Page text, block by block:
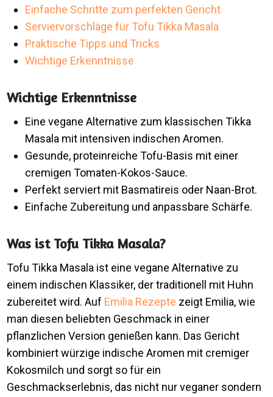
Einfache Schritte zum perfekten Gericht
Serviervorschläge für Tofu Tikka Masala
Praktische Tipps und Tricks
Wichtige Erkenntnisse
Wichtige Erkenntnisse
Eine vegane Alternative zum klassischen Tikka
Masala mit intensiven indischen Aromen.
Gesunde, proteinreiche Tofu-Basis mit einer
cremigen Tomaten-Kokos-Sauce.
Perfekt serviert mit Basmatireis oder Naan-Brot.
Einfache Zubereitung und anpassbare Schärfe.
Was ist Tofu Tikka Masala?
Tofu Tikka Masala ist eine vegane Alternative zu
einem indischen Klassiker, der traditionell mit Huhn
zubereitet wird. Auf Emilia Rezepte zeigt Emilia, wie
man diesen beliebten Geschmack in einer
pflanzlichen Version genießen kann. Das Gericht
kombiniert würzige indische Aromen mit cremiger
Kokosmilch und sorgt so für ein
Geschmackserlebnis, das nicht nur veganer sondern